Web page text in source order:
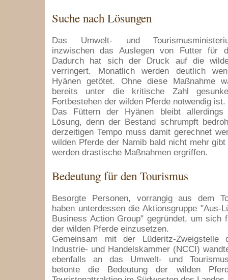
Suche nach Lösungen
Das Umwelt- und
inzwischen das Auslegen von Futter für
Dadurch hat sich der Druck auf die
verringert. Monatlich werden deutlich
Hyänen getötet. Ohne diese Maßnahme
bereits unter die kritische Zahl
Fortbestehen der wilden Pferde notwendig ist.
Das Füttern der Hyänen bleibt allerdings
Lösung, denn der Bestand schrumpft
derzeitigen Tempo muss damit gerechnet
wilden Pferde der Namib bald nicht mehr
werden drastische Maßnahmen ergriffen.
Bedeutung für den Tourismus
Besorgte Personen, vorrangig aus dem
haben unterdessen die Aktionsgruppe "Aus-
Business Action Group" gegründet, um sich
der wilden Pferde einzusetzen.
Gemeinsam mit der Lüderitz-Zweigstelle
Industrie- und Handelskammer (NCCI)
ebenfalls an das Umwelt- und
betonte die Bedeutung der wilden